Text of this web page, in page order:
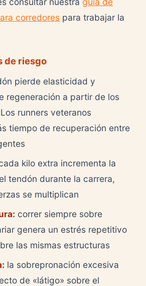
corredores para trabajar la
de riesgo
pierde elasticidad y
regeneración a partir de los
runners veteranos
tiempo de recuperación entre
kilo extra incrementa la
tendón durante la carrera,
se multiplican
correr siempre sobre
genera un estrés repetitivo
las mismas estructuras
la sobrepronación excesiva
de «látigo» sobre el